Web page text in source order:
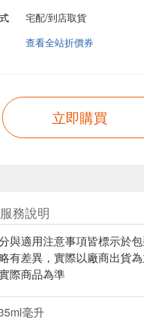
宅配/到店取貨
查看全站折價券
立即購買
務說明
與適用注意事項皆標示於
有差異，實際以廠商出貨
際商品為準
毫升